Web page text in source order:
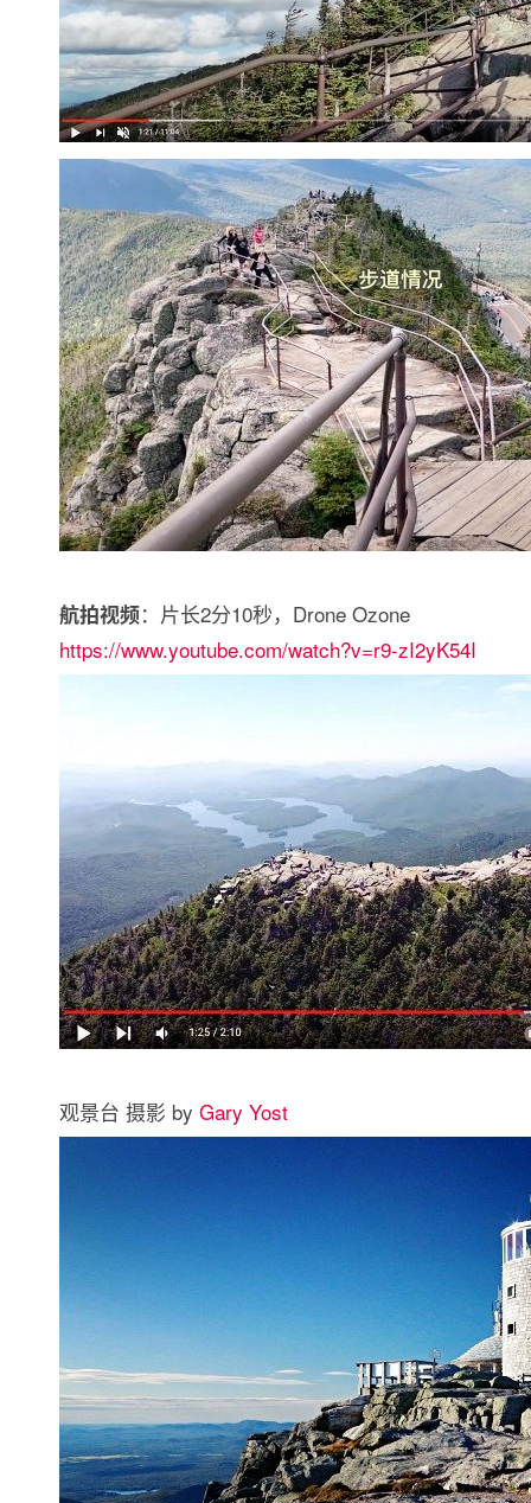
航拍视频：片长2分10秒，Drone Ozone
https://www.youtube.com/watch?v=r9-zI2yK54I
观景台 摄影 by Gary Yost